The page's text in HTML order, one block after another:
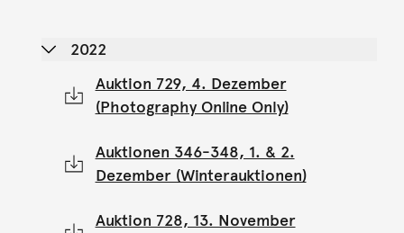
2022
Auktion 729, 4. Dezember
(Photography Online Only)
Auktionen 346-348, 1. & 2.
Dezember (Winterauktionen)
Auktion 728, 13. November